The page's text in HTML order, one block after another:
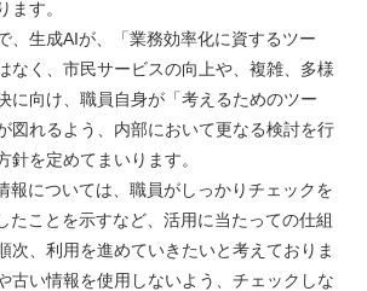
ます。
、生成AIが、「業務効率化に資するツー
なく、市民サービスの向上や、複雑、多様
に向け、職員自身が「考えるためのツー
図れるよう、内部において更なる検討を行
針を定めてまいります。
報については、職員がしっかりチェックを
たことを示すなど、活用に当たっての仕組
次、利用を進めていきたいと考えておりま
古い情報を使用しないよう、チェックしな